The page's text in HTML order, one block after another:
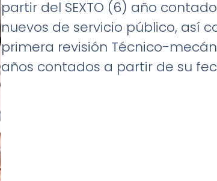
partir del SEXTO (6) año
nuevos de servicio público, así
primera revisión Técnico-
años contados a partir de su